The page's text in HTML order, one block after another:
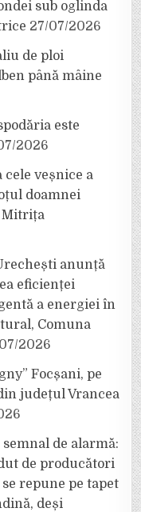
sub oglinda
27/07/2026
de ploi
până mâine
este
2026
cele veșnice a
doamnei
Mitrița
anunță
eficienței
a energiei în
Comuna
2026
Focșani, pe
județul Vrancea
de alarmă:
de producători
repune pe tapet
deși